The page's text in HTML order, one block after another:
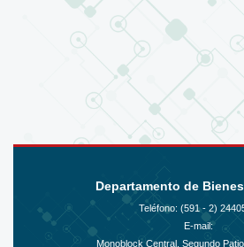
Departamento de
Teléfono: (591 - 2)
E-mail:
Monoblock Central, Segundo